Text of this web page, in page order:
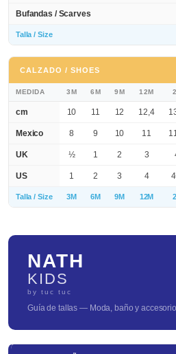
Bufandas / Scarves
Talla / Size
CALZADO / SHOES
MEDIDA 3M 6M 9M 12M
cm 10 11 12 12,4
Mexico 8 9 10 11
UK ½ 1 2 3
US 1 2 3 4
Talla / Size 3M 6M 9M 12M
NATH
KIDS
by tuc tuc
Guía de tallas — Moda, baño y